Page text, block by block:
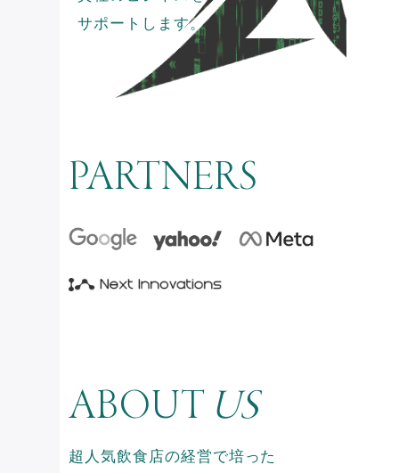
サポートします。
PARTNERS
ABOUT US
超人気飲食店の経営で培った